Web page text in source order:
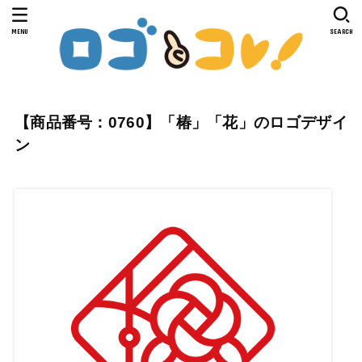
SEARCH
MENU
【商品番号：0760】「椿」「花」のロゴデザイ
ン